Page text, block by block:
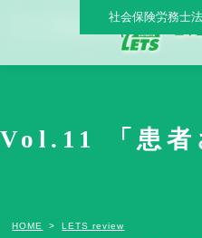
Vol.11 「患者さんとの密接感を一義にした、
社会保険労務士
Vol.11 「患者
HOME
LETS review